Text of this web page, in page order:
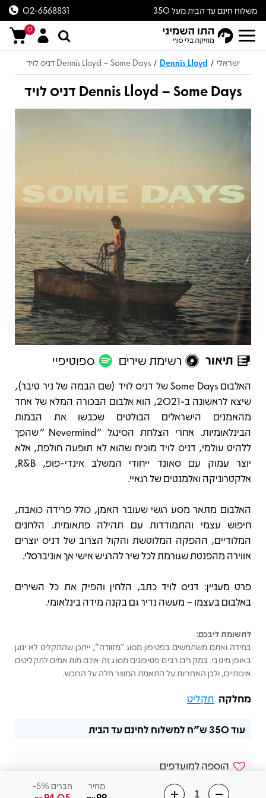
משלוח חינם עד הבית מעל 350
ש״ח
02-6568831
0
ישראלי /
Dennis Lloyd
/ Dennis Lloyd – Some Days דניס לויד
Dennis Lloyd – Some Days דניס לויד
תיאור רשימת שירים ספוטיפיי
תיאור
האלבום Some Days של דניס לויד (שם הבמה של ניר טיבר),
שיצא לראשונה ב-2021, הוא אלבום הבכורה המלא של אחד
מהאמנים הישראלים הבולטים שכבשו את הבמות
הבינלאומיות. אחרי הצלחת הסינגל "Nevermind" שהפך
ללהיט עולמי, דניס לויד מוכיח שהוא לא תופעה חולפת, אלא
יוצר עמוק עם סאונד ייחודי המשלב אינדי-פופ, R&B,
אלקטרוניקה ואלמנטים של רגאיי.
האלבום מתאר מסע רגשי שעובר האמן, כולל פרידה כואבת,
חיפוש עצמי והתמודדות עם תהילה פתאומית. הלחנים
המלודיים, ההפקה המלוטשת והקול הצרוב של דניס יוצרים
אווירה מהפנטת שגורמת לכל שיר להרגיש אישי אך אוניברסלי.
פרט מעניין: דניס לויד כתב, הלחין והפיק את כל השירים
באלבום בעצמו – מעשה נדיר גם בקנה מידה בינלאומי.
לתשומת ליבכם:
במידה ואתם משתמשים בפטיפון מסוג "מזוודה", ייתכן שהתקליט לא ינוגן
באופן מיטבי. במקרים רבים פטיפונים מסוג זה אינם מותאמים לתקליטים
איכותיים, ולכן האחריות על התאמת המוצר חלה על הרוכש.
מחלקה תקליט
מחיר חברים 5%-
עוד350 ש"ח למשלוח לחינם עד הבית
הוספה למועדפים
שלחו הודעה בוואצאפ